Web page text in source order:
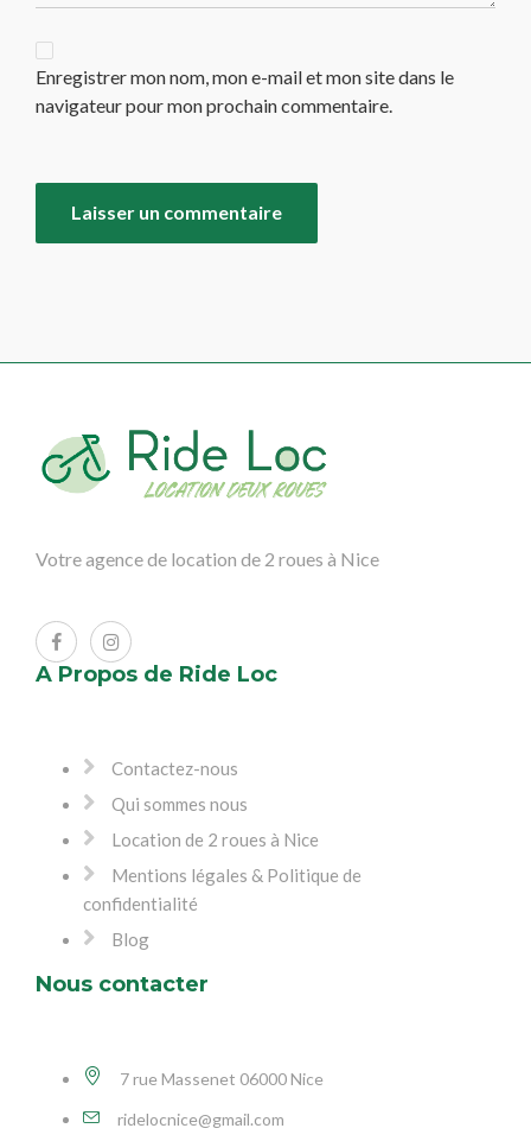
Enregistrer mon nom, mon e-mail et mon site dans le
navigateur pour mon prochain commentaire.
Votre agence de location de 2 roues à Nice
A Propos de Ride Loc
Contactez-nous
Qui sommes nous
Location de 2 roues à Nice
Mentions légales & Politique de
confidentialité
Blog
Nous contacter
7 rue Massenet 06000 Nice
ridelocnice@gmail.com